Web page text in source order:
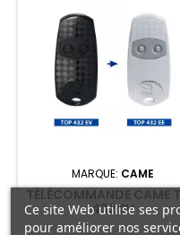
MARQUE: CAME
TÉLÉCOMMANDE CAME
432 EV
Ce site Web utilise ses
pour améliorer nos